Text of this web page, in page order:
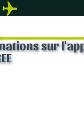
sur